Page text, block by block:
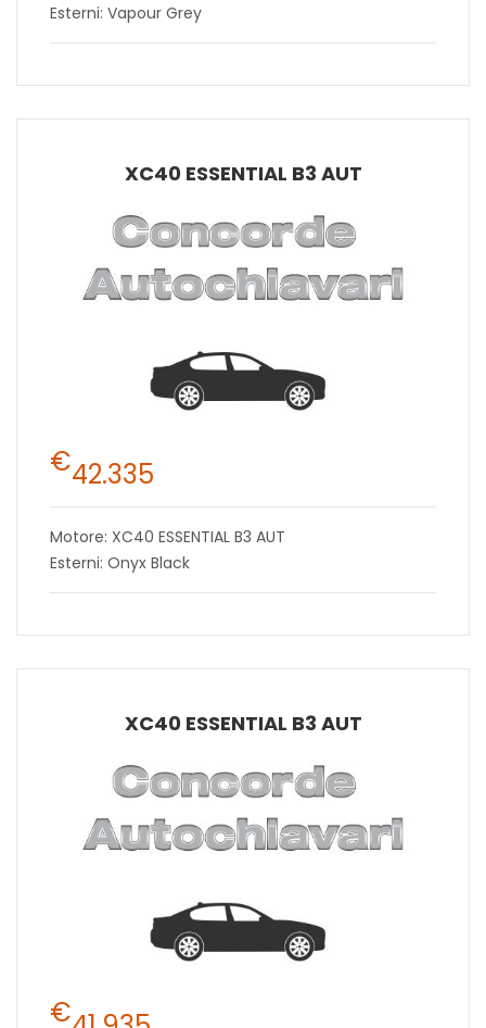
Esterni: Vapour Grey
XC40 ESSENTIAL B3 AUT
€42.335
Motore: XC40 ESSENTIAL B3 AUT
Esterni: Onyx Black
XC40 ESSENTIAL B3 AUT
€